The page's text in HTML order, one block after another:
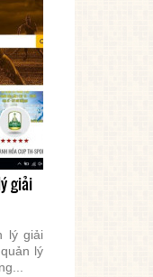
giải
lý giải
lý